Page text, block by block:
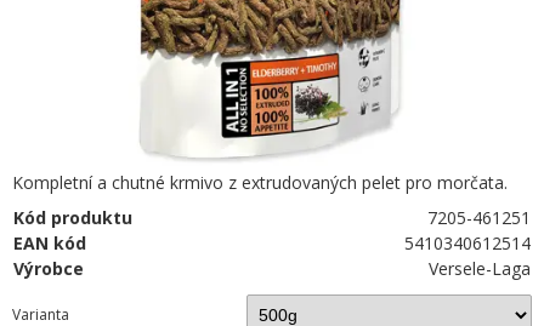
Kompletní a chutné krmivo z extrudovaných pelet pro morčata.
Kód produktu
7205-461251
EAN kód
5410340612514
Výrobce
Versele-Laga
Varianta